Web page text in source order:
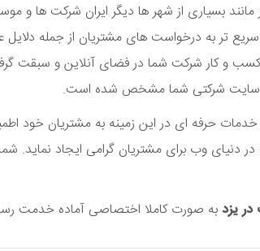
مانند بسیاری از شهر ها دیگر ایران شرکت ها
تر به درخواست های مشتریان از جمله
و کار شرکت شما در فضای آنلاین و سبقت
سایت شرکتی شما مشخص شده است.
خدمات حرفه ای در این زمینه به مشتریان خود
دنیای وب برای مشتریان گرامی ایجاد نماید.
یزدبه صورت کاملا اختصاصی آماده خدمت